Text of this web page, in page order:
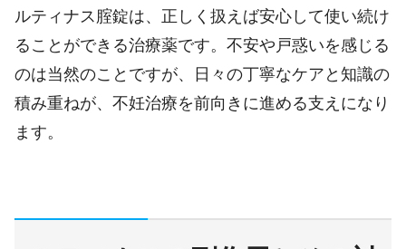
ルティナス腟錠は、正しく扱えば安心して使い続け
ることができる治療薬です。不安や戸惑いを感じる
のは当然のことですが、日々の丁寧なケアと知識の
積み重ねが、不妊治療を前向きに進める支えになり
ます。